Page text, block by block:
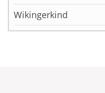
Wikingerkind